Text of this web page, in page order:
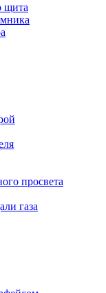
щита
просвета
газа